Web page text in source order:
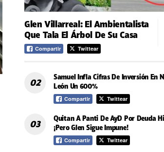
Glen Villarreal: El Ambientalista
Que Tala El Árbol De Su Casa
Compartir Twittear
Samuel Infla Cifras De Inversión En
León Un 600%
Compartir Twittear
Quitan A Panti De AyD Por Deuda
¡Pero Glen Sigue Impune!
Compartir Twittear